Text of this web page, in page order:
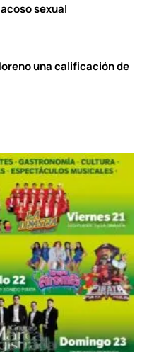
sexual
una calificación de